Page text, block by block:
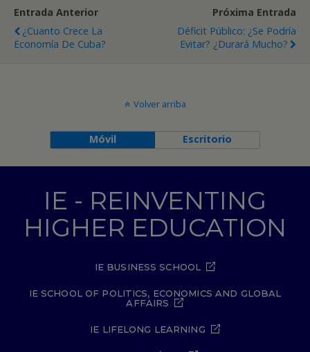
Entrada Anterior
¿Cuanto Crece La
Economía De Cuba?
Próxima Entrada
Déficit Público: ¿Se Podría
Evitar? ¿Durará Mucho?
Volver arriba
Móvil Escritorio
IE - REINVENTING
HIGHER EDUCATION
IE BUSINESS SCHOOL
IE SCHOOL OF POLITICS, ECONOMICS AND GLOBAL
AFFAIRS
IE LIFELONG LEARNING